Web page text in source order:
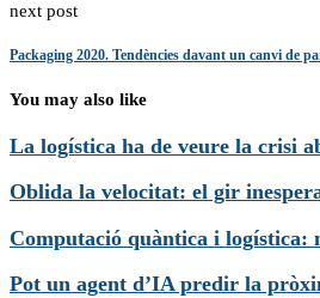
next post
Packaging 2020. Tendències davant un canvi de
You may also like
La logística ha de veure la crisi
Oblida la velocitat: el gir
Computació quàntica i logística:
Pot un agent d’IA predir la